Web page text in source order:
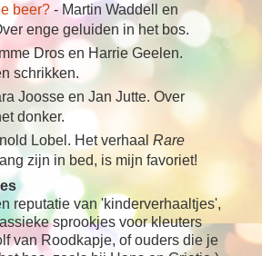
beer?- Martin Waddell en
enge geluiden in het bos.
Dros en Harrie Geelen.
schrikken.
Joosse en Jan Jutte. Over
donker.
Lobel. Het verhaal Rare
zijn in bed, is mijn favoriet!
reputatie van 'kinderverhaaltjes',
sprookjes voor kleuters
van Roodkapje, of ouders die je